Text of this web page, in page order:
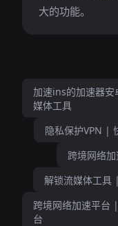
大的功能。
加速ins的加速器
媒体工具
隐私保护VPN |
跨境网络
解锁流媒体工
跨境网络加速平
台